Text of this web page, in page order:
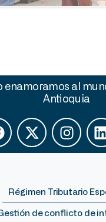
enamoramos al
Antioquia
Régimen Tributario
de conflicto de